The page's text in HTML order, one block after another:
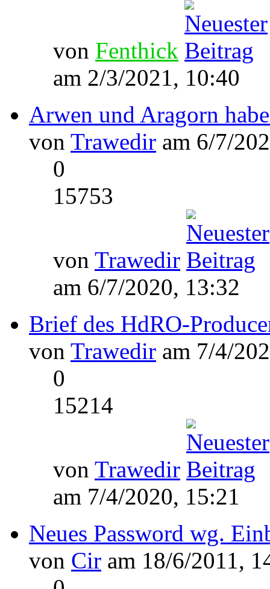
von Fenthick
am 2/3/2021, 10:40
Arwen und Aragorn
von Trawedir am 6/7/
0
15753
von Trawedir
am 6/7/2020, 13:32
Brief des HdRO-
von Trawedir am 7/4/
0
15214
von Trawedir
am 7/4/2020, 15:21
Neues Password wg.
von Cir am 18/6/2011,